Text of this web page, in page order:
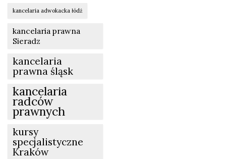
kancelaria adwokacka łódź
kancelaria prawna
Sieradz
kancelaria
prawna śląsk
kancelaria
radców
prawnych
kursy
specjalistyczne
Kraków